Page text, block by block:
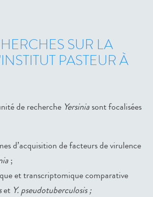
SUR LA
PASTEUR À
de recherche Yersiniasont focalisées
d’acquisition de facteurs de virulence
;
et transcriptomique comparative
et Y. pseudotuberculosis ;